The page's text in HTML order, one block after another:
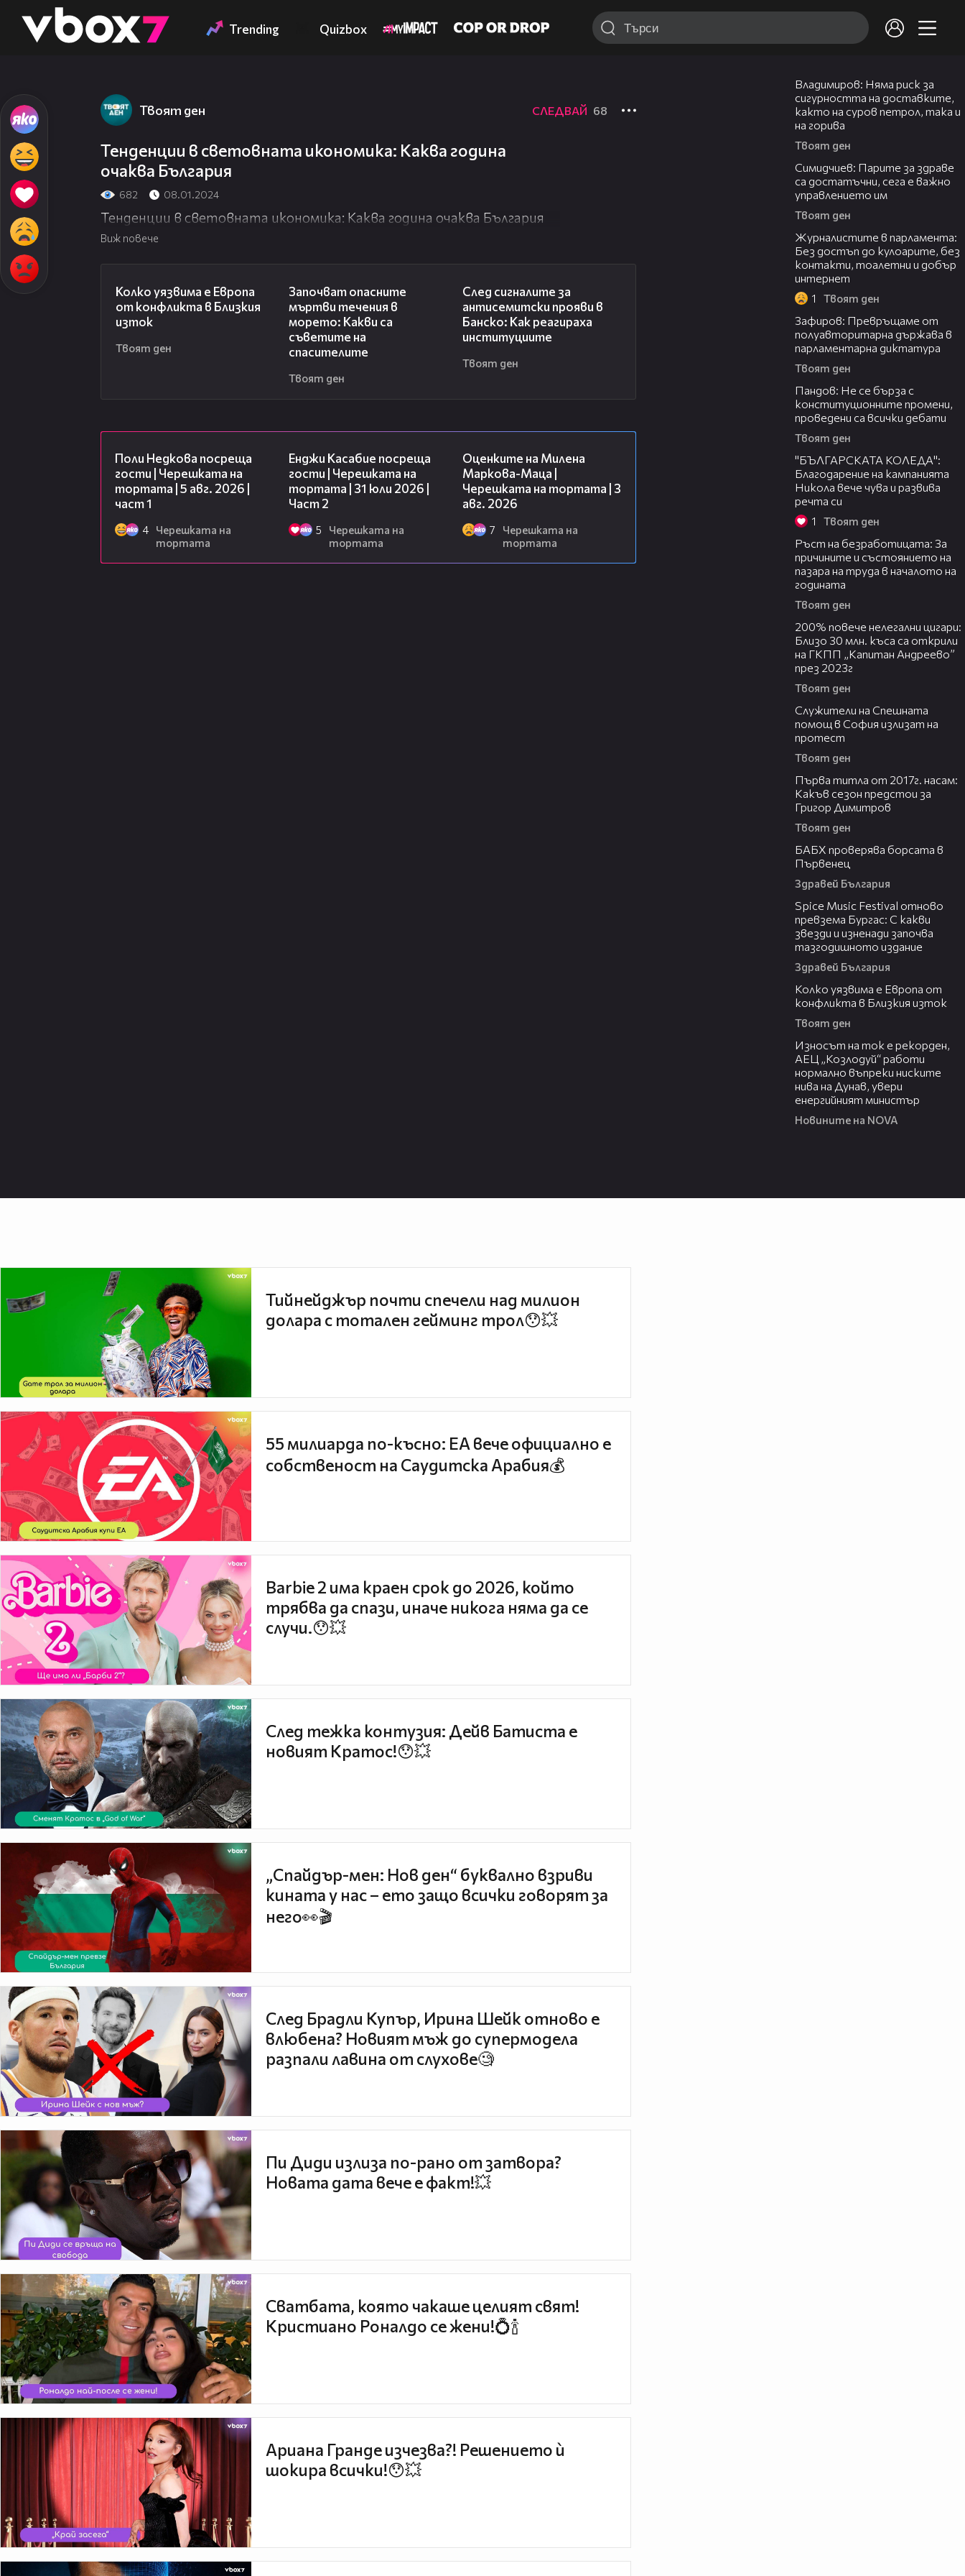
👾 Trending Quizbox
Твоят ден СЛЕДВАЙ 68
Тенденции в световната икономика: Каква година
очаква България
682 08.01.2024
Тенденции в световната икономика: Каква година очаква България
Виж повече
Колко уязвима е Европа
от конфликта в Близкия
изток
Твоят ден
Започват опасните
мъртви течения в
морето: Какви са
съветите на
спасителите
Твоят ден
След сигналите за
антисемитски прояви в
Банско: Как реагираха
институциите
Твоят ден
Поли Недкова посреща
гости | Черешката на
тортата | 5 авг. 2026 |
част 1
4
Черешката на
тортата
Енджи Касабие посреща
гости | Черешката на
тортата | 31 юли 2026 |
Част 2
5
Черешката на
тортата
Оценките на Милена
Маркова-Маца |
Черешката на тортата | 3
авг. 2026
7
Черешката на
тортата
Владимиров: Няма риск за
сигурността на доставките,
както на суров петрол, така и
на горива
Твоят ден
Симидчиев: Парите за здраве
са достатъчни, сега е важно
управлението им
Твоят ден
Журналистите в парламента:
Без достъп до кулоарите, без
контакти, тоалетни и добър
интернет
1 Твоят ден
Зафиров: Превръщаме от
полуавторитарна държава в
парламентарна диктатура
Твоят ден
Пандов: Не се бърза с
конституционните промени,
проведени са всички дебати
Твоят ден
"БЪЛГАРСКАТА КОЛЕДА":
Благодарение на кампанията
Никола вече чува и развива
речта си
1 Твоят ден
Ръст на безработицата: За
причините и състоянието на
пазара на труда в началото на
годината
Твоят ден
200% повече нелегални цигари:
Близо 30 млн. къса са открили
на ГКПП „Капитан Андреево”
през 2023г
Твоят ден
Служители на Спешната
помощ в София излизат на
протест
Твоят ден
Първа титла от 2017г. насам:
Какъв сезон предстои за
Григор Димитров
Твоят ден
БАБХ проверява борсата в
Първенец
Здравей България
Spice Music Festival отново
превзема Бургас: С какви
звезди и изненади започва
тазгодишното издание
Здравей България
Колко уязвима е Европа от
конфликта в Близкия изток
Твоят ден
Износът на ток е рекорден,
АЕЦ „Козлодуй“ работи
нормално въпреки ниските
нива на Дунав, увери
енергийният министър
Новините на NOVA
Тийнейджър почти спечели над милион
долара с тотален гейминг трол😯💥
55 милиарда по-късно: EA вече официално е
собственост на Саудитска Арабия💰
Barbie 2 има краен срок до 2026, който
трябва да спази, иначе никога няма да се
случи.😯💥
След тежка контузия: Дейв Батиста е
новият Кратос!😯💥
„Спайдър-мен: Нов ден“ буквално взриви
кината у нас – ето защо всички говорят за
него👀🎬
След Брадли Купър, Ирина Шейк отново е
влюбена? Новият мъж до супермодела
разпали лавина от слухове🧐
Пи Диди излиза по-рано от затвора?
Новата дата вече е факт!💥
Сватбата, която чакаше целият свят!
Кристиано Роналдо се жени!💍🍾
Ариана Гранде изчезва?! Решението ѝ
шокира всички!😯💥